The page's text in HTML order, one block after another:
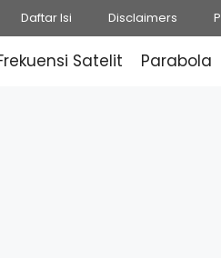
Daftar Isi Disclaimers
Satelit Parabola